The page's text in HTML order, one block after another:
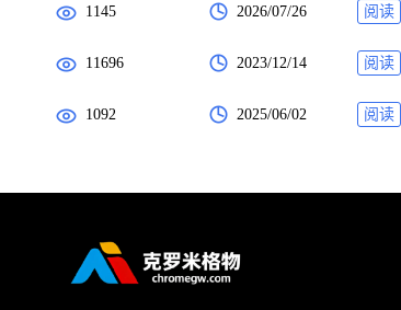
1145 2026/07/26 阅读
11696 2023/12/14 阅读
1092 2025/06/02 阅读